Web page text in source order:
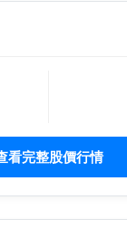
看完整股價行情